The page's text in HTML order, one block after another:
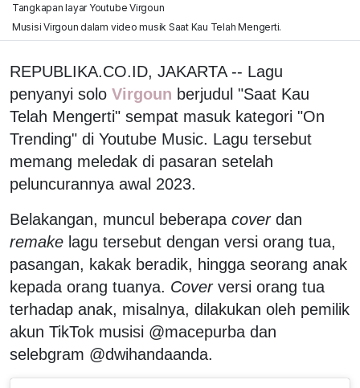
Tangkapan layar Youtube Virgoun
Musisi Virgoun dalam video musik Saat Kau Telah Mengerti.
REPUBLIKA.CO.ID, JAKARTA -- Lagu
penyanyi solo Virgoun berjudul "Saat Kau
Telah Mengerti" sempat masuk kategori "On
Trending" di Youtube Music. Lagu tersebut
memang meledak di pasaran setelah
peluncurannya awal 2023.
Belakangan, muncul beberapa coverdan
remake lagu tersebut dengan versi orang tua,
pasangan, kakak beradik, hingga seorang anak
kepada orang tuanya. Coverversi orang tua
terhadap anak, misalnya, dilakukan oleh pemilik
akun TikTok musisi @macepurba dan
selebgram @dwihandaanda.